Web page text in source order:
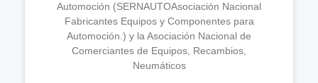
Automoción (SERNAUTOAsociación Nacional
Fabricantes Equipos y Componentes para
Automoción.) y la Asociación Nacional de
Comerciantes de Equipos, Recambios,
Neumáticos